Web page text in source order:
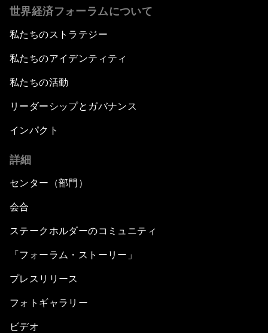
世界経済フォーラムについて
私たちのストラテジー
私たちのアイデンティティ
私たちの活動
リーダーシップとガバナンス
インパクト
詳細
センター（部門）
会合
ステークホルダーのコミュニティ
「フォーラム・ストーリー」
プレスリリース
フォトギャラリー
ビデオ